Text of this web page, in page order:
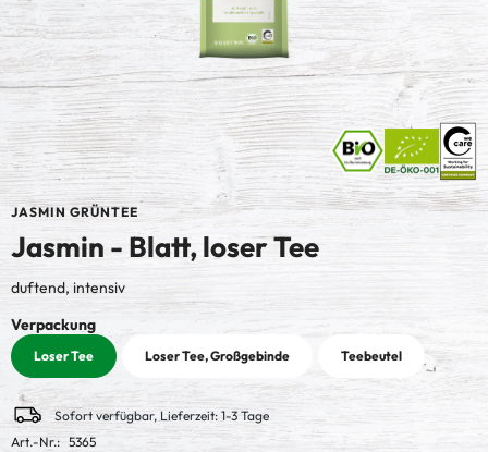
JASMIN GRÜNTEE
Jasmin - Blatt, loser Tee
duftend, intensiv
Verpackungauswählen
Loser Tee Loser Tee, Großgebinde Teebeutel
Sofort verfügbar, Lieferzeit: 1-3 Tage
Art.-Nr.: 5365